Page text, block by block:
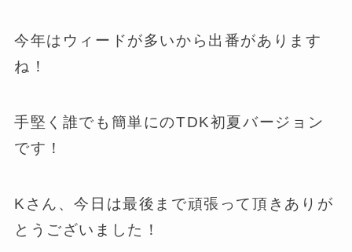
今年はウィードが多いから出番があります
ね！
手堅く誰でも簡単にのTDK初夏バージョン
です！
Kさん、今日は最後まで頑張って頂きありが
とうございました！